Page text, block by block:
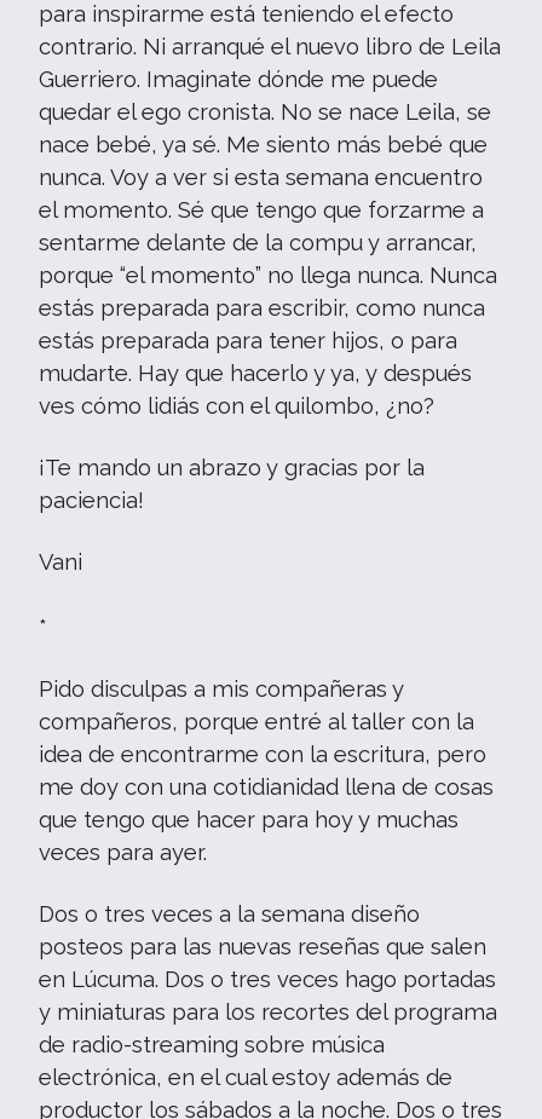
para inspirarme está teniendo el efecto
contrario. Ni arranqué el nuevo libro de Leila
Guerriero. Imaginate dónde me puede
quedar el ego cronista. No se nace Leila, se
nace bebé, ya sé. Me siento más bebé que
nunca. Voy a ver si esta semana encuentro
el momento. Sé que tengo que forzarme a
sentarme delante de la compu y arrancar,
porque “el momento” no llega nunca. Nunca
estás preparada para escribir, como nunca
estás preparada para tener hijos, o para
mudarte. Hay que hacerlo y ya, y después
ves cómo lidiás con el quilombo, ¿no?
¡Te mando un abrazo y gracias por la
paciencia!
Vani
*
Pido disculpas a mis compañeras y
compañeros, porque entré al taller con la
idea de encontrarme con la escritura, pero
me doy con una cotidianidad llena de cosas
que tengo que hacer para hoy y muchas
veces para ayer.
Dos o tres veces a la semana diseño
posteos para las nuevas reseñas que salen
en Lúcuma. Dos o tres veces hago portadas
y miniaturas para los recortes del programa
de radio-streaming sobre música
electrónica, en el cual estoy además de
productor los sábados a la noche. Dos o tres